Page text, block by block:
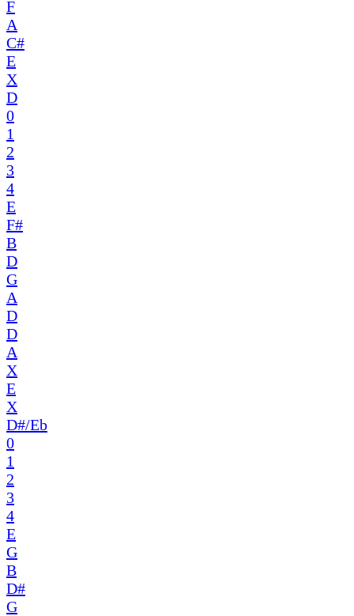
F
A
C#
E
X
D
0
1
2
3
4
E
F#
B
D
G
A
D
D
A
X
E
X
D#/Eb
0
1
2
3
4
E
G
B
D#
G